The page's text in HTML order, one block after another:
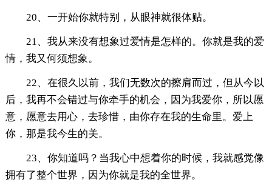
20、一开始你就特别，从眼神就很体贴。
21、我从来没有想象过爱情是怎样的。你就是我的爱
情，我又何须想象。
22、在很久以前，我们无数次的擦肩而过，但从今以
后，我再不会错过与你牵手的机会，因为我爱你，所以愿
意，愿意去用心，去珍惜，由你存在我的生命里。爱上
你，那是我今生的美。
23、你知道吗？当我心中想着你的时候，我就感觉像
拥有了整个世界，因为你就是我的全世界。